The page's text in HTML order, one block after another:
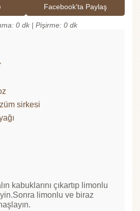
Facebook'ta Paylaş
0 dk | Pişirme: 0 dk
sirkesi
kabuklarını çıkartıp limonlu
limonlu ve biraz